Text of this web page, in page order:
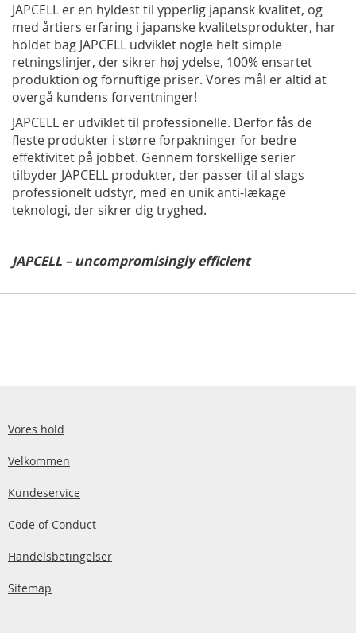
JAPCELL er en hyldest til ypperlig japansk kvalitet, og
med årtiers erfaring i japanske kvalitetsprodukter, har
holdet bag JAPCELL udviklet nogle helt simple
retningslinjer, der sikrer høj ydelse, 100% ensartet
produktion og fornuftige priser. Vores mål er altid at
overgå kundens forventninger!
JAPCELL er udviklet til professionelle. Derfor fås de
fleste produkter i større forpakninger for bedre
effektivitet på jobbet. Gennem forskellige serier
tilbyder JAPCELL produkter, der passer til al slags
professionelt udstyr, med en unik anti-lækage
teknologi, der sikrer dig tryghed.
JAPCELL – uncompromisingly efficient
Vores hold
Velkommen
Kundeservice
Code of Conduct
Handelsbetingelser
Sitemap